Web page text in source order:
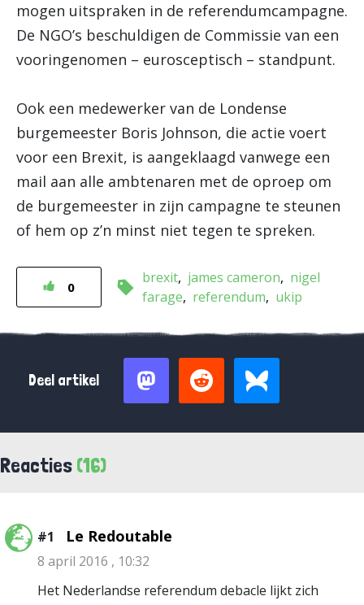
mogen uitspraken in de referendumcampagne.
De NGO’s beschuldigen de Commissie van een
vooringenomen – eurosceptisch – standpunt.
Ook een medewerker van de Londense
burgemeester Boris Johnson, die actie voert
voor een Brexit, is aangeklaagd vanwege een
mail aan alle ambtenaren met de oproep om
de burgemeester in zijn campagne te steunen
of hem op z’n minst niet tegen te spreken.
0
brexit james cameron
nigel
farage
referendum ukip
Deel artikel
Reacties (16)
#1 Le Redoutable
8 april 2016 , 10:32
Het Nederlandse referendum debacle lijkt zich